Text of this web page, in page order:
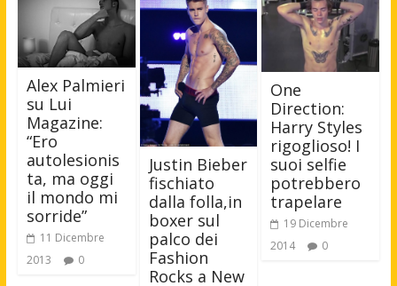
Alex Palmieri
su Lui
Magazine:
“Ero
autolesionis
ta, ma oggi
il mondo mi
sorride”
11 Dicembre
2013
0
Justin Bieber
fischiato
dalla folla,in
boxer sul
palco dei
Fashion
Rocks a New
One
Direction:
Harry Styles
rigoglioso! I
suoi selfie
potrebbero
trapelare
19 Dicembre
2014
0